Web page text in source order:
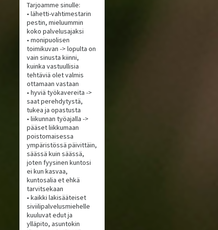
Tarjoamme sinulle:
• lähetti-vahtimestarin
pestin, mieluummin
koko palvelusajaksi
• monipuolisen
toimikuvan -> lopulta on
vain sinusta kiinni,
kuinka vastuullisia
tehtäviä olet valmis
ottamaan vastaan
• hyviä työkavereita ->
saat perehdytystä,
tukea ja opastusta
• liikunnan työajalla ->
pääset liikkumaan
poistomaisessa
ympäristössä päivittäin,
säässä kuin säässä,
joten fyysinen kuntosi
ei kun kasvaa,
kuntosalia et ehkä
tarvitsekaan
• kaikki lakisääteiset
siviilipalvelusmiehelle
kuuluvat edut ja
ylläpito, asuntokin